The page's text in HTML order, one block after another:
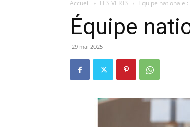
Accueil LES VERTS Équipe nationale
Équipe
29 mai 2025